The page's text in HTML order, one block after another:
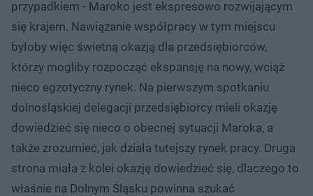
przypadkiem - Maroko jest ekspresowo rozwijającym
się krajem. Nawiązanie współpracy w tym miejscu
byłoby więc świetną okazją dla przedsiębiorców,
którzy mogliby rozpocząć ekspansję na nowy, wciąż
nieco egzotyczny rynek. Na pierwszym spotkaniu
dolnośląskiej delegacji przedsiębiorcy mieli okazję
dowiedzieć się nieco o obecnej sytuacji Maroka, a
także zrozumieć, jak działa tutejszy rynek pracy. Druga
strona miała z kolei okazję dowiedzieć się, dlaczego to
właśnie na Dolnym Śląsku powinna szukać